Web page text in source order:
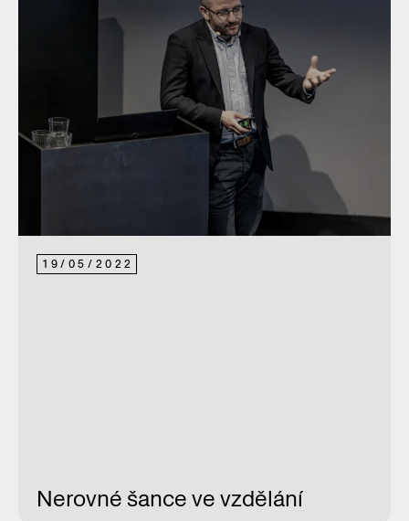
19/ 05/ 2022
Nerovné šance ve vzdělání